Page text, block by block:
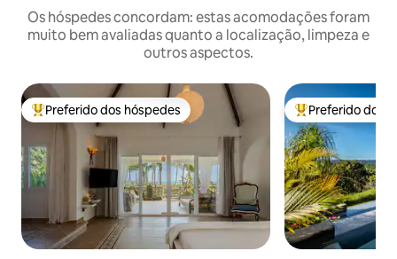
Os hóspedes concordam: estas acomodações foram
muito bem avaliadas quanto a localização, limpeza e
outros aspectos.
Entre os melhores preferidos dos hóspedes
Preferido dos hóspedes Entre os
Preferido dos